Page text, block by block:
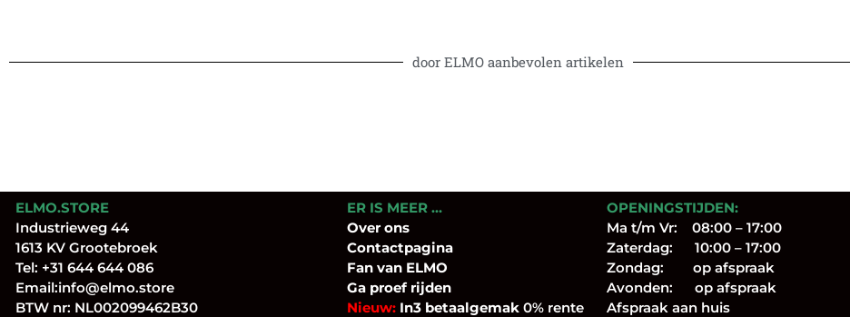
door ELMO aanbevolen artikelen
ELMO.STORE
Industrieweg 44
1613 KV Grootebroek
Tel: +31 644 644 086
Email:info@elmo.store
BTW nr: NL002099462B30
ER IS MEER …
Over ons
Contactpagina
Fanvan ELMO
Ga proef rijden
Nieuw:In3 betaalgemak 0% rente
OPENINGSTIJDEN:
Ma t/m Vr: 08:00 – 17:00
Zaterdag: 10:00 – 17:00
Zondag: op afspraak
Avonden: op afspraak
Afspraak aan huis